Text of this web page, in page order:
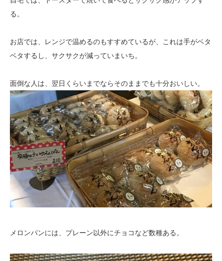
る。
お店では、レンジで温めるのもすすめているが、これは手がベタ
ベタするし、サクサクが減っていまいち。
面倒な人は、翌日くらいまでならそのままでも十分おいしい。
メロンパンには、プレーン以外にチョコなど数種ある。